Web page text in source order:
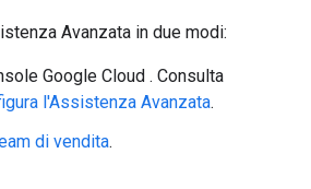
Avanzata in due modi:
Google Cloud . Consulta
l'Assistenza Avanzata.
di vendita.